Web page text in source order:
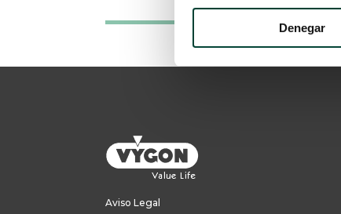
Denegar
Aviso Legal